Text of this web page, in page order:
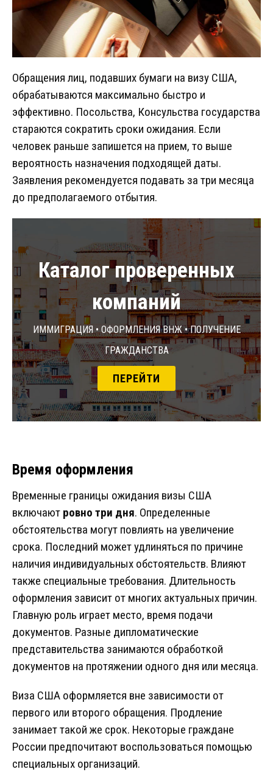
Обращения лиц, подавших бумаги на визу США,
обрабатываются максимально быстро и
эффективно. Посольства, Консульства государства
стараются сократить сроки ожидания. Если
человек раньше запишется на прием, то выше
вероятность назначения подходящей даты.
Заявления рекомендуется подавать за три месяца
до предполагаемого отбытия.
Каталог проверенных
компаний
Иммиграция • Оформления ВНЖ • Получение
гражданства
ПЕРЕЙТИ
Время оформления
Временные границы ожидания визы США
включают ровно три дня. Определенные
обстоятельства могут повлиять на увеличение
срока. Последний может удлиняться по причине
наличия индивидуальных обстоятельств. Влияют
также специальные требования. Длительность
оформления зависит от многих актуальных причин.
Главную роль играет место, время подачи
документов. Разные дипломатические
представительства занимаются обработкой
документов на протяжении одного дня или месяца.
Виза США оформляется вне зависимости от
первого или второго обращения. Продление
занимает такой же срок. Некоторые граждане
России предпочитают воспользоваться помощью
специальных организаций.